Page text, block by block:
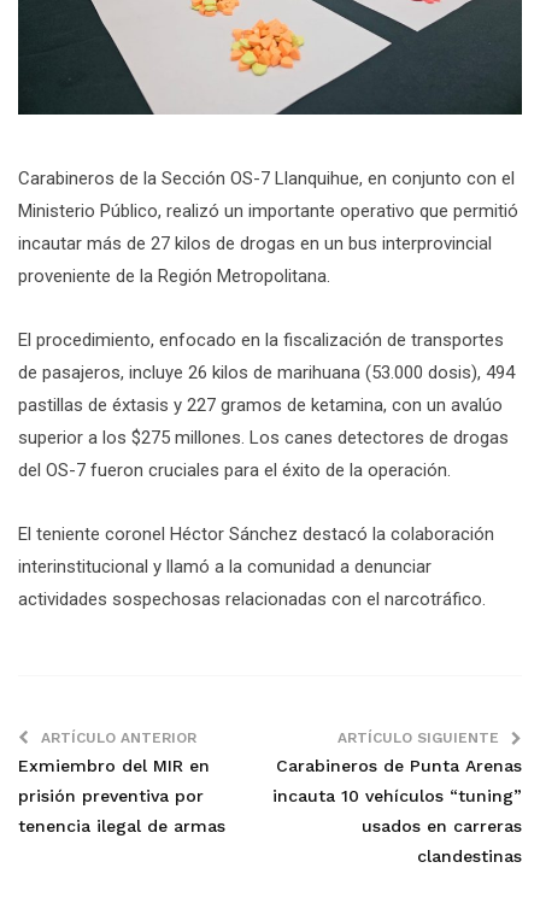
Carabineros de la Sección OS-7 Llanquihue, en conjunto con el
Ministerio Público, realizó un importante operativo que permitió
incautar más de 27 kilos de drogas en un bus interprovincial
proveniente de la Región Metropolitana.
El procedimiento, enfocado en la fiscalización de transportes
de pasajeros, incluye 26 kilos de marihuana (53.000 dosis), 494
pastillas de éxtasis y 227 gramos de ketamina, con un avalúo
superior a los $275 millones. Los canes detectores de drogas
del OS-7 fueron cruciales para el éxito de la operación.
El teniente coronel Héctor Sánchez destacó la colaboración
interinstitucional y llamó a la comunidad a denunciar
actividades sospechosas relacionadas con el narcotráfico.
ARTÍCULO ANTERIOR
Exmiembro del MIR en
prisión preventiva por
tenencia ilegal de armas
ARTÍCULO SIGUIENTE
Carabineros de Punta Arenas
incauta 10 vehículos “tuning”
usados en carreras
clandestinas